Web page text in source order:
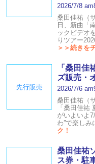
2026/7/8
桑田佳祐（
日、新曲「
ックビデオ
りツアー
＞＞続きを
先行販売
「桑田
ズ販売・
2026/7/6
桑田佳祐（
「桑田佳祐
がいよいよ
わ”で楽し
ク！
桑田佳祐
ス券・駐